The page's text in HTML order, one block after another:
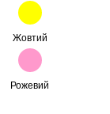
Жовтий
Рожевий